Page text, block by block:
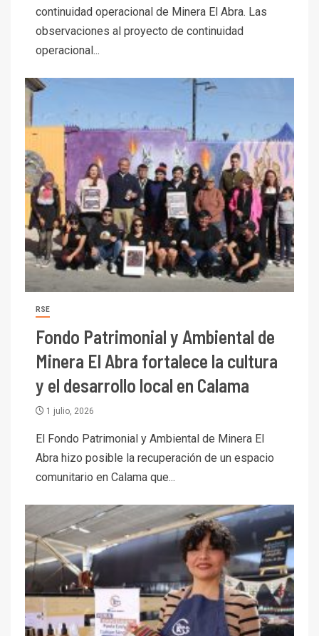
continuidad operacional de Minera El Abra. Las
observaciones al proyecto de continuidad
operacional...
RSE
Fondo Patrimonial y Ambiental de
Minera El Abra fortalece la cultura
y el desarrollo local en Calama
1 julio, 2026
El Fondo Patrimonial y Ambiental de Minera El
Abra hizo posible la recuperación de un espacio
comunitario en Calama que...